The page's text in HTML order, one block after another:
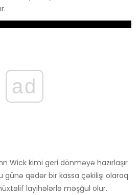
ad
Wick kimi geri dönməyə hazırlaşır
günə qədər bir kassa çəkilişi olaraq
layihələrlə məşğul olur.